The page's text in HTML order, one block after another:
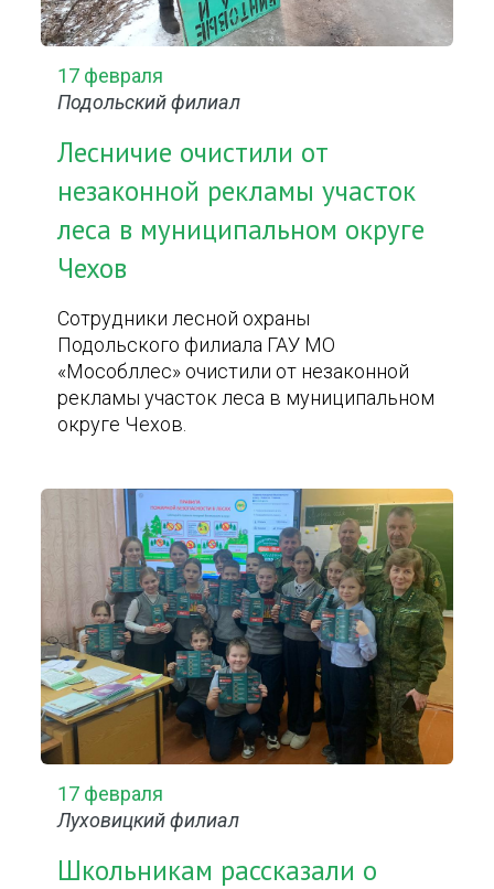
17 февраля
Подольский филиал
Лесничие очистили от
незаконной рекламы участок
леса в муниципальном округе
Чехов
Сотрудники лесной охраны
Подольского филиала ГАУ МО
«Мособллес» очистили от незаконной
рекламы участок леса в муниципальном
округе Чехов.
17 февраля
Луховицкий филиал
Школьникам рассказали о